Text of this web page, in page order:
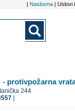
| Naslovna | Uslovi
- protivpožarna
244